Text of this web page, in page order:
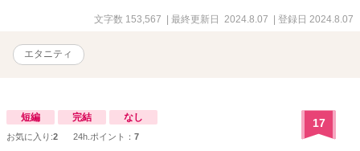
文字数 153,567 | 最終更新日 2024.8.07 | 登録日 2024.8.07
エタニティ
短編 完結 なし
お気に入り:2 24h.ポイント： 7
17